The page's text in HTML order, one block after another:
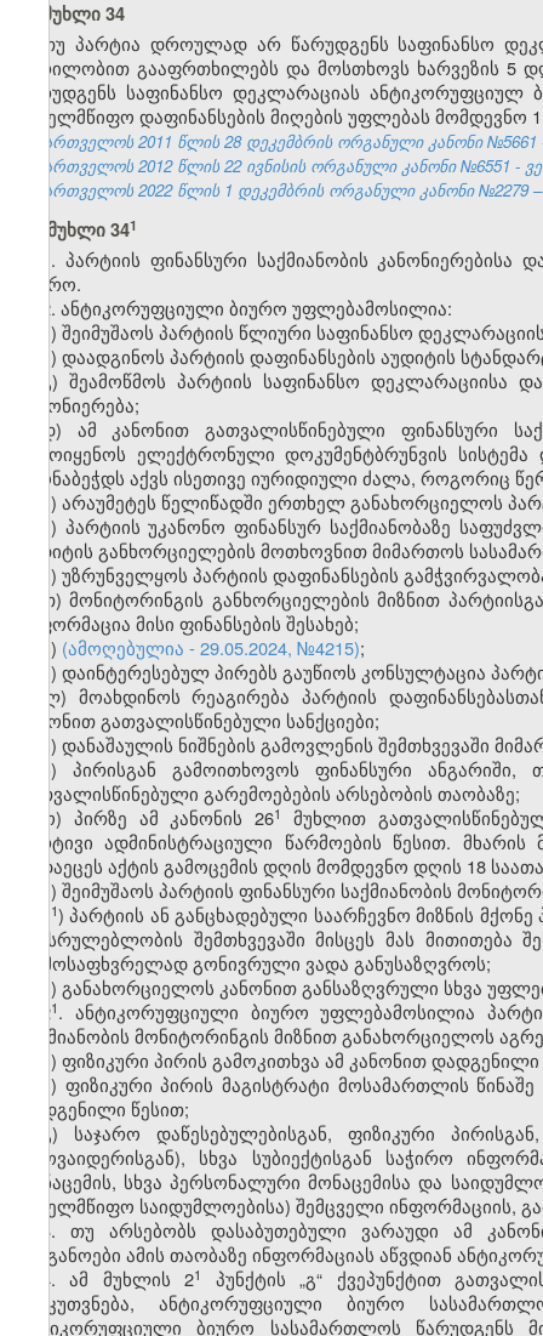
მუხლი 34
თუ პარტია დროულად არ წარუდგენს საფინანსო
წერილობით გააფრთხილებს და მოსთხოვს ხარვეზის 5
წარუდგენს საფინანსო დეკლარაციას
სახელმწიფო დაფინანსების მიღების უფლებას მომდევნო
საქართველოს 2011 წლის 28 დეკემბრის ორგანული კანონი №5661
საქართველოს 2012 წლის 22 ივნისის ორგანული კანონი №6551 -
საქართველოს 2022 წლის 1 დეკემბრის ორგანული კანონი №2279 –
მუხლი 34​1
1. პარტიის ფინანსური საქმიანობის
ბიურო.
2. ანტიკორუფციული ბიურო უფლებამოსილია:
ა) შეიმუშაოს პარტიის წლიური საფინანსო
ბ) დაადგინოს პარტიის დაფინანსების აუდიტის
გ) შეამოწმოს პარტიის საფინანსო დეკლარაციისა
კანონიერება;
დ) ამ კანონით გათვალისწინებული ფინანსური
გამოიყენოს ელექტრონული დოკუმენტბრუნვის
ამონაბეჭდს აქვს ისეთივე იურიდიული ძალა, როგორიც
ე) არაუმეტეს წელიწადში ერთხელ განახორციელოს
ვ) პარტიის უკანონო ფინანსურ საქმიანობაზე
აუდიტის განხორციელების მოთხოვნით მიმართოს
ზ) უზრუნველყოს პარტიის დაფინანსების
თ) მონიტორინგის განხორციელების მიზნით
ინფორმაცია მისი ფინანსების შესახებ;
ი) (ამოღებულია - 29.05.2024, №4215);
კ) დაინტერესებულ პირებს გაუწიოს კონსულტაცია
ლ) მოახდინოს რეაგირება პარტიის
კანონით გათვალისწინებული სანქციები;
მ) დანაშაულის ნიშნების გამოვლენის შემთხვევაში
ნ) პირისგან გამოითხოვოს ფინანსური
გათვალისწინებული გარემოებების არსებობის თაობაზე;
ო) პირზე ამ კანონის 26​1
მუხლით
მარტივი ადმინისტრაციული წარმოების წესით.
გადაეცეს აქტის გამოცემის დღის მომდევნო დღის 18
პ) შეიმუშაოს პარტიის ფინანსური საქმიანობის
​1) პარტიის ან განცხადებული საარჩევნო მიზნის
შეუსრულებლობის შემთხვევაში მისცეს მას მითითება
აღმოსაფხვრელად გონივრული ვადა განუსაზღვროს;
ჟ) განახორციელოს კანონით განსაზღვრული სხვა
2​1. ანტიკორუფციული ბიურო უფლებამოსილია
საქმიანობის მონიტორინგის მიზნით განახორციელოს
ა) ფიზიკური პირის გამოკითხვა ამ კანონით
ბ) ფიზიკური პირის მაგისტრატი მოსამართლის
დადგენილი წესით;
გ) საჯარო დაწესებულებისგან, ფიზიკური
პროვაიდერისგან), სხვა სუბიექტისგან საჭირო
მონაცემის, სხვა პერსონალური მონაცემისა და
სახელმწიფო საიდუმლოებისა) შემცველი ინფორმაციის,
3. თუ არსებობს დასაბუთებული ვარაუდი ამ
ორგანოები ამის თაობაზე ინფორმაციას აწვდიან
4. ამ მუხლის 2​1
პუნქტის „გ“ ქვეპუნქტით
მიეკუთვნება, ანტიკორუფციული ბიურო
ანტიკორუფციული ბიურო სასამართლოს წარუდგენს